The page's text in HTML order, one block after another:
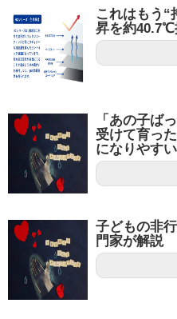
これはもう“
昇を約40.7℃
「あの子ば
受けて育っ
になりやす
子どもの非
門家が解説